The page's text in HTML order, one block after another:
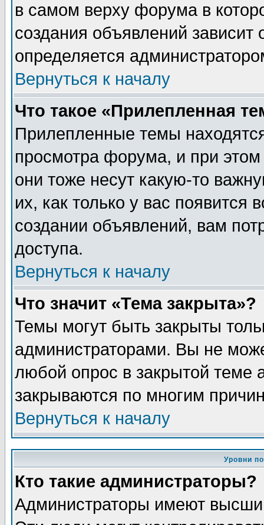
в самом верху форума в
создания объявлений зависит
определяется
Вернуться к началу
Что такое «Прилепленная
Прилепленные темы
просмотра форума, и при
они тоже несут какую-то
их, как только у вас появится
создании объявлений, вам
доступа.
Вернуться к началу
Что значит «Тема закрыта»?
Темы могут быть закрыты
администраторами. Вы не
любой опрос в закрытой теме
закрываются по многим
Вернуться к началу
Уровни
Кто такие администраторы?
Администраторы имеют